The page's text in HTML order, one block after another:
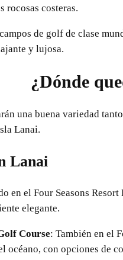
rocosas costeras.
de golf de clase
y lujosa.
¿Dónde
una buena variedad
Lanai.
Lanai
en el Four Seasons
elegante.
Course: También en el
océano, con opciones de